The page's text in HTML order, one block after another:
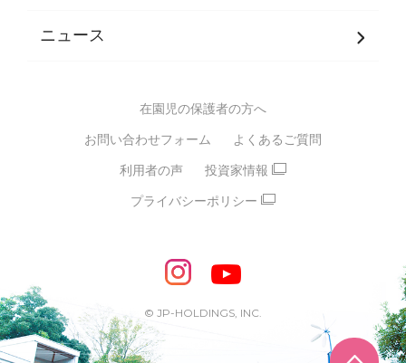
バイリンガル保育園
スポーツ保育園
モンテッソーリ式保育園
STEAMS保育・学童
えいご
めざせ！バイリンガル！
めざせ！アスリート教室
ピアノ教室♪ ドレミっこ
SDGsについて
ニュース
在園児の保護者の方へ
お問い合わせフォーム よくあるご質問
利用者の声 投資家情報
プライバシーポリシー
© JP-HOLDINGS, INC.